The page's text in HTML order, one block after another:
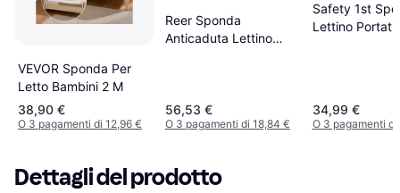
VEVOR Sponda Per
Letto Bambini 2 M
38,90 €
O 3 pagamenti di 12,96 €
Reer Sponda
Anticaduta Lettino
56,53 €
O 3 pagamenti di 18,84 €
Safety 1st
Lettino
34,99 €
O 3 pagamenti di
Dettagli del prodotto